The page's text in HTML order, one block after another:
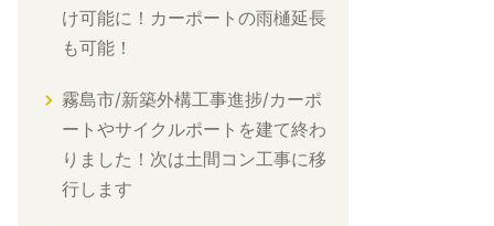
け可能に！カーポートの雨樋延長
も可能！
霧島市/新築外構工事進捗/カーポ
ートやサイクルポートを建て終わ
りました！次は土間コン工事に移
行します